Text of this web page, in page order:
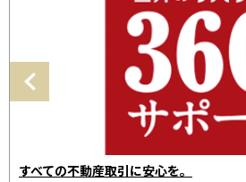
三井のリハウスで